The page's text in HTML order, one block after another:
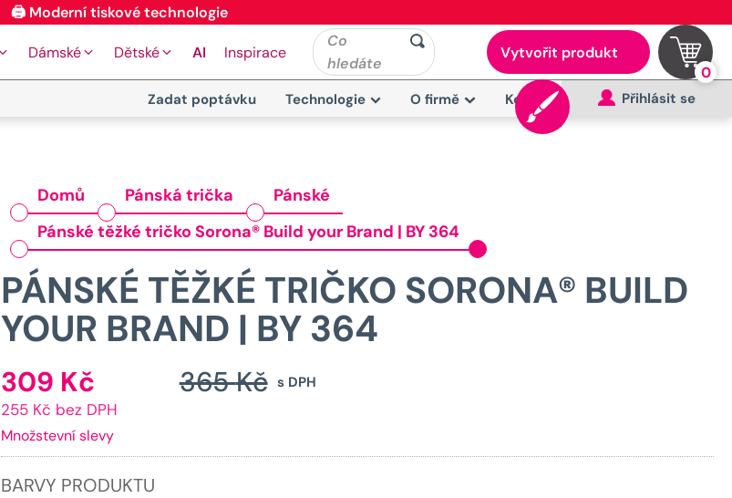
Dámské Dětské AI Inspirace
Co
hledáte
Vytvořit produkt
0
Zadat poptávku Technologie O firmě Kontakt Přihlásit se
Domů Pánská trička
Pánské
Pánské těžké tričko Sorona® Build your Brand | BY 364
PÁNSKÉ TĚŽKÉ TRIČKO SORONA® BUILD
YOUR BRAND | BY 364
s DPH
365Kč
Původní
365 Kč.
309 KčAktuální
cena
je:
255 Kč bez DPH
Množstevní slevy
BARVY PRODUKTU